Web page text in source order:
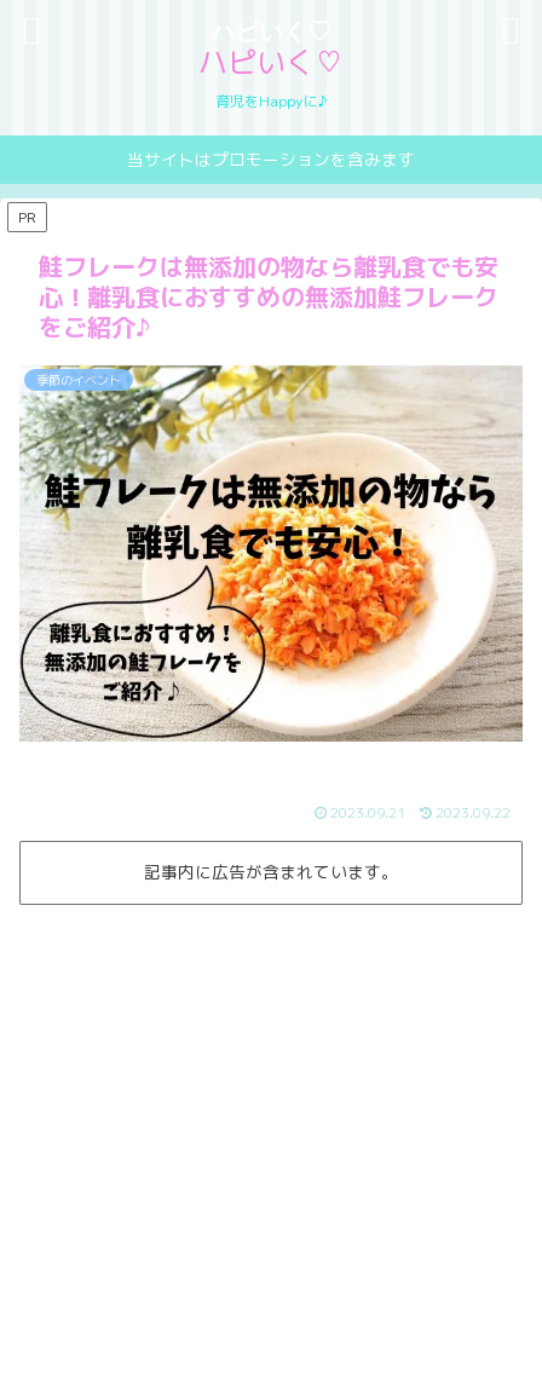
ハピいく♡
育児をHappyに♪
当サイトはプロモーションを含みます
PR
鮭フレークは無添加の物なら離乳食でも安
心！離乳食におすすめの無添加鮭フレーク
をご紹介♪
季節のイベント
2023.09.21 2023.09.22
記事内に広告が含まれています。